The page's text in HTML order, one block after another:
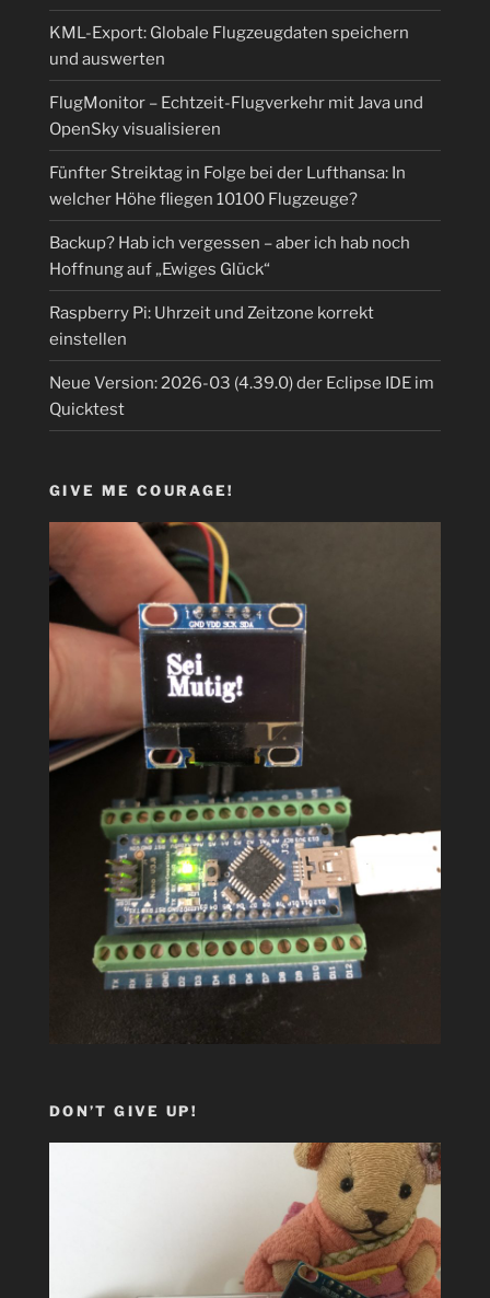
KML-Export: Globale Flugzeugdaten speichern
und auswerten
FlugMonitor – Echtzeit-Flugverkehr mit Java und
OpenSky visualisieren
Fünfter Streiktag in Folge bei der Lufthansa: In
welcher Höhe fliegen 10100 Flugzeuge?
Backup? Hab ich vergessen – aber ich hab noch
Hoffnung auf „Ewiges Glück“
Raspberry Pi: Uhrzeit und Zeitzone korrekt
einstellen
Neue Version: 2026-03 (4.39.0) der Eclipse IDE im
Quicktest
GIVE ME COURAGE!
DON’T GIVE UP!